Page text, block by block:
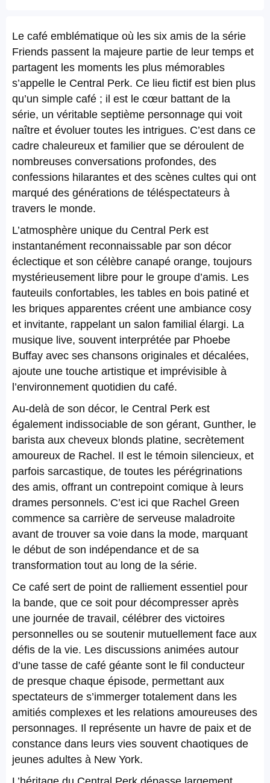
Le café emblématique où les six amis de la série
Friends passent la majeure partie de leur temps et
partagent les moments les plus mémorables
s’appelle le Central Perk. Ce lieu fictif est bien plus
qu’un simple café ; il est le cœur battant de la
série, un véritable septième personnage qui voit
naître et évoluer toutes les intrigues. C’est dans ce
cadre chaleureux et familier que se déroulent de
nombreuses conversations profondes, des
confessions hilarantes et des scènes cultes qui ont
marqué des générations de téléspectateurs à
travers le monde.
L’atmosphère unique du Central Perk est
instantanément reconnaissable par son décor
éclectique et son célèbre canapé orange, toujours
mystérieusement libre pour le groupe d’amis. Les
fauteuils confortables, les tables en bois patiné et
les briques apparentes créent une ambiance cosy
et invitante, rappelant un salon familial élargi. La
musique live, souvent interprétée par Phoebe
Buffay avec ses chansons originales et décalées,
ajoute une touche artistique et imprévisible à
l’environnement quotidien du café.
Au-delà de son décor, le Central Perk est
également indissociable de son gérant, Gunther, le
barista aux cheveux blonds platine, secrètement
amoureux de Rachel. Il est le témoin silencieux, et
parfois sarcastique, de toutes les pérégrinations
des amis, offrant un contrepoint comique à leurs
drames personnels. C’est ici que Rachel Green
commence sa carrière de serveuse maladroite
avant de trouver sa voie dans la mode, marquant
le début de son indépendance et de sa
transformation tout au long de la série.
Ce café sert de point de ralliement essentiel pour
la bande, que ce soit pour décompresser après
une journée de travail, célébrer des victoires
personnelles ou se soutenir mutuellement face aux
défis de la vie. Les discussions animées autour
d’une tasse de café géante sont le fil conducteur
de presque chaque épisode, permettant aux
spectateurs de s’immerger totalement dans les
amitiés complexes et les relations amoureuses des
personnages. Il représente un havre de paix et de
constance dans leurs vies souvent chaotiques de
jeunes adultes à New York.